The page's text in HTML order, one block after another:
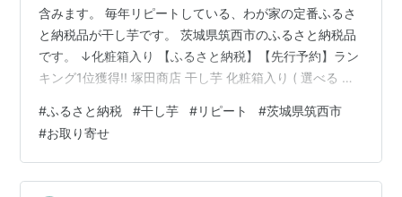
含みます。 毎年リピートしている、わが家の定番ふるさ
と納税品が干し芋です。 茨城県筑西市のふるさと納税品
です。 ↓化粧箱入り 【ふるさと納税】【先行予約】ラン
キング1位獲得!! 塚田商店 干し芋 化粧箱入り ( 選べる 内
ッキリ 国産 無添加 平干し さつまいも 芋 お菓子 おやつ
デザート 和菓子 工場直送 干しいも マツコの知らない世
界 楽天で購入 ↓小分けタイプ 【ふるさと納税】【先行予
約】【 塚田商店 】 茨城県産 紅はるか 干し芋 ( 選べる 品
#ふるさと納税 #干し芋 #リピート #茨城県筑西市
#お取り寄せ